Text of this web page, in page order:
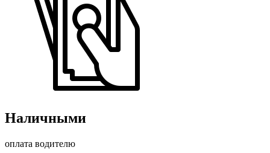
Наличными
оплата водителю